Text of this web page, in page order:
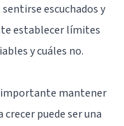
escuchados y
establecer límites
y cuáles no.
importante mantener
puede ser una